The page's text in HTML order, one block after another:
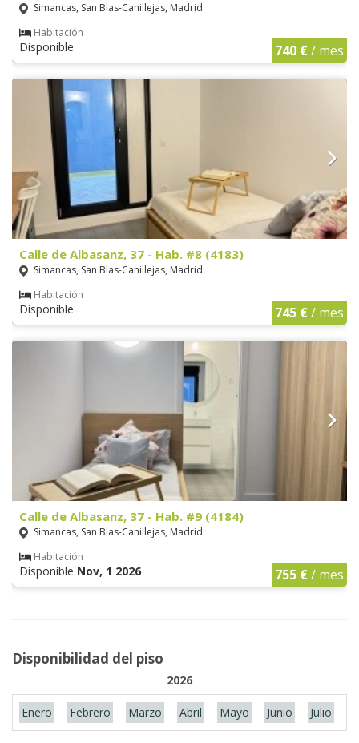
Simancas, San Blas-Canillejas, Madrid
Habitación
Disponible 740 €/ mes
Calle de Albasanz, 37 - Hab. #8 (4183)
Simancas, San Blas-Canillejas, Madrid
Habitación
Disponible 745 €/ mes
Calle de Albasanz, 37 - Hab. #9 (4184)
Simancas, San Blas-Canillejas, Madrid
Habitación
Disponible Nov, 1 2026 755 €/ mes
Disponibilidad del piso
2026
Enero Febrero Marzo Abril Mayo Junio Julio